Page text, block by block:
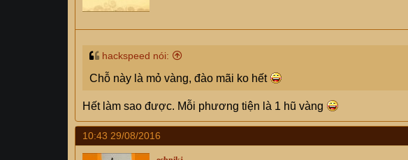
hackspeed nói:
Chỗ này là mỏ vàng, đào mãi ko hết
Hết làm sao được. Mỗi phương tiện là 1 hũ vàng
10:43 29/08/2016